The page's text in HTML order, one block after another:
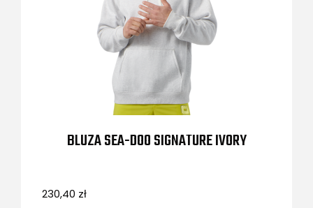
BLUZA SEA-DOO SIGNATURE IVORY
230,40 zł